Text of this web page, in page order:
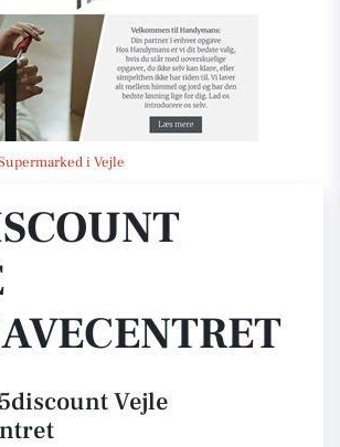
i Vejle
Enghavecentret
Vejle